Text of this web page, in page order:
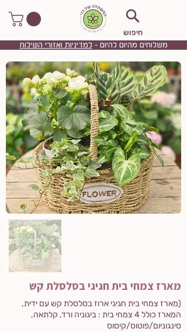
חיפוש
משלוחים מהיום להיום - למדיניות ואזורי השילוח
מארז צמחי בית חגיגי בסלסלת קש
(מארז צמחי בית חגיגי ארוז בסלסלת קש עם ידית,
המארז כולל 4 צמחי בית : ביגוניה ורד, קלתאה,
סינגוניום/פוטוס/קיסוס